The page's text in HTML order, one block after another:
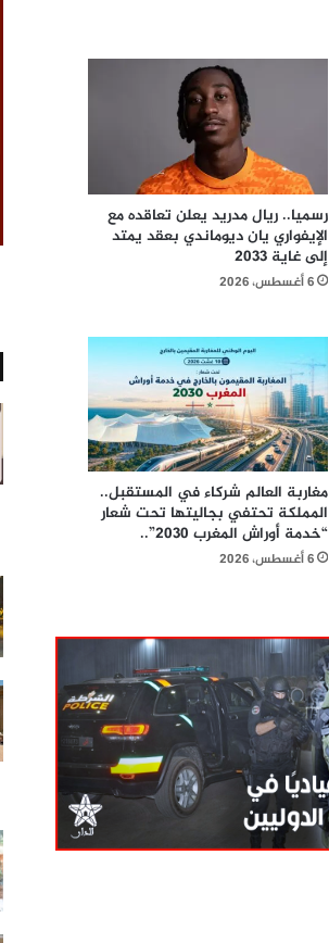
رسميا.. ريال مدريد يعلن تعاقده مع
الإيفواري يان ديوماندي بعقد يمتد
إلى غاية 2033
6 أغسطس، 2026
مغاربة العالم شركاء في المستقبل..
المملكة تحتفي بجاليتها تحت شعار
“خدمة أوراش المغرب 2030”..
6 أغسطس، 2026